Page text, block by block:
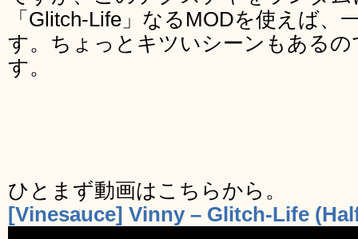
「Glitch-Life」なるMODを使えば、
す。ちょっとキツいシーンもある
す。
ひとまず動画はこちらから。
[Vinesauce] Vinny – Glitch-Life